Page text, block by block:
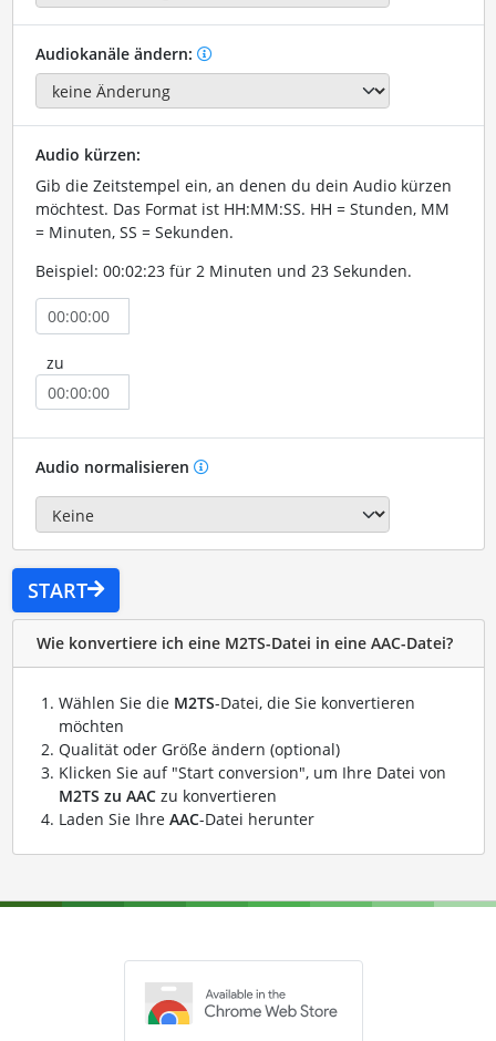
Audiokanäle ändern:
Audio kürzen:
Gib die Zeitstempel ein, an denen du dein Audio kürzen
möchtest. Das Format ist HH:MM:SS. HH = Stunden, MM
= Minuten, SS = Sekunden.
Beispiel: 00:02:23 für 2 Minuten und 23 Sekunden.
zu
Audio normalisieren
START
Wie konvertiere ich eine M2TS-Datei in eine AAC-Datei?
Wählen Sie die M2TS-Datei, die Sie konvertieren
möchten
Qualität oder Größe ändern (optional)
Klicken Sie auf "Start conversion", um Ihre Datei von
M2TS zu AACzu konvertieren
Laden Sie Ihre AAC-Datei herunter